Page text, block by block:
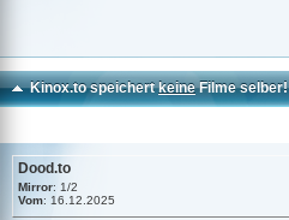
Kinox.to speichertkeineFilme
Dood.to
Mirror: 1/2
Vom: 16.12.2025